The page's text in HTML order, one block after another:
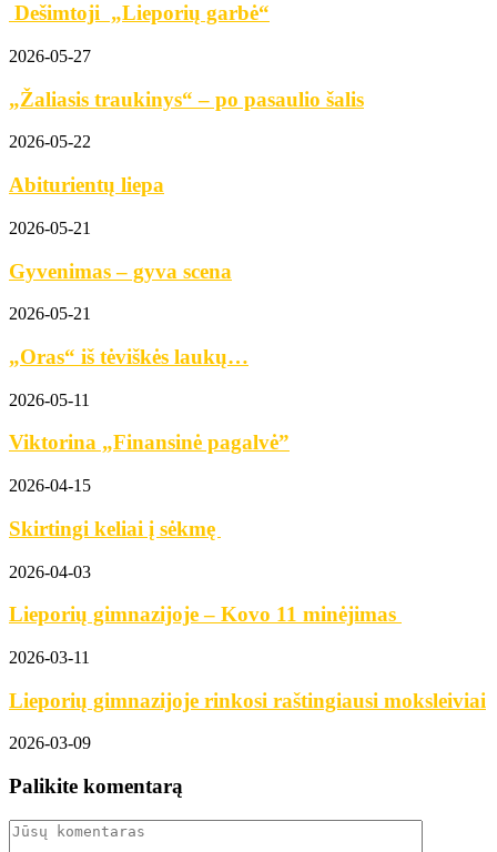
Dešimtoji „Lieporių garbė“
2026-05-27
„Žaliasis traukinys“ – po pasaulio šalis
2026-05-22
Abiturientų liepa
2026-05-21
Gyvenimas – gyva scena
2026-05-21
„Oras“ iš tėviškės laukų…
2026-05-11
Viktorina „Finansinė pagalvė”
2026-04-15
Skirtingi keliai į sėkmę
2026-04-03
Lieporių gimnazijoje – Kovo 11 minėjimas
2026-03-11
Lieporių gimnazijoje rinkosi raštingiausi moksleiviai
2026-03-09
Palikite komentarą